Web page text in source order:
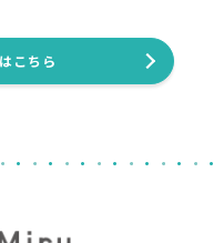
こちら